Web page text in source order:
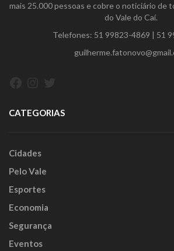
mais 25.000 pessoas e cobre o noticiário de
do Vale do Caí.
Telefones: 51 99823-4869 | 51
CATEGORIAS
Cidades
Pelo Vale
Esportes
Economia
Segurança
Eventos